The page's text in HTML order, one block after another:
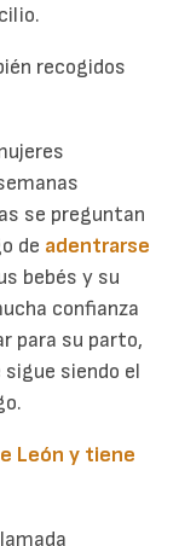
recogidos
se preguntan
de adentrarse
bebés y su
confianza
para su parto,
siendo el
León y tiene